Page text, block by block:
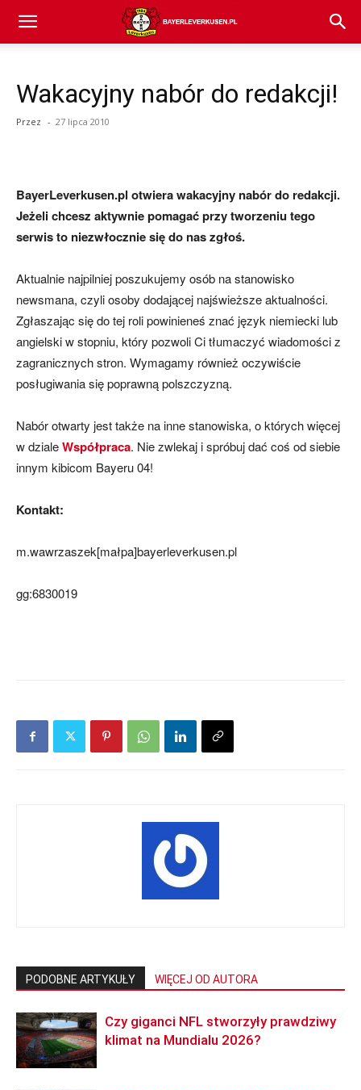
Bayer
(transfery,
mecze,
Wakacyjny nabór do redakcji!
Przez - 27 lipca 2010
BayerLeverkusen.pl otwiera wakacyjny nabór do redakcji.
Jeżeli chcesz aktywnie pomagać przy tworzeniu tego
serwis to niezwłocznie się do nas zgłoś.
Aktualnie najpilniej poszukujemy osób na stanowisko
newsmana, czyli osoby dodającej najświeższe aktualności.
Zgłaszając się do tej roli powinieneś znać język niemiecki lub
angielski w stopniu, który pozwoli Ci tłumaczyć wiadomości z
zagranicznych stron. Wymagamy również oczywiście
posługiwania się poprawną polszczyzną.
Nabór otwarty jest także na inne stanowiska, o których więcej
w dzialeWspółpraca. Nie zwlekaj i spróbuj dać coś od siebie
innym kibicom Bayeru 04!
Kontakt:
m.wawrzaszek[małpa]bayerleverkusen.pl
gg:6830019
PODOBNE ARTYKUŁY WIĘCEJ OD AUTORA
Czy giganci NFL stworzyły prawdziwy
klimat na Mundialu 2026?